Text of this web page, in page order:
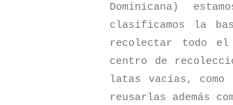
Dominicana)
clasificamos la
recolectar todo el
centro de
latas vacías, como
reusarlas además